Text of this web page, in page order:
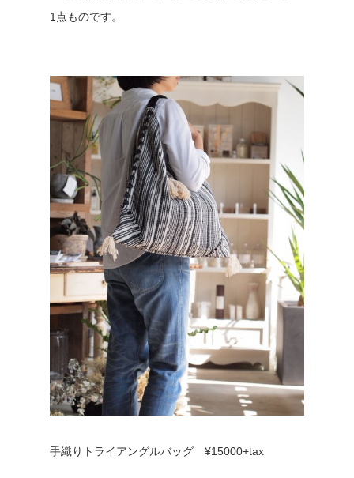
1点ものです。
手織りトライアングルバッグ ¥15000+tax